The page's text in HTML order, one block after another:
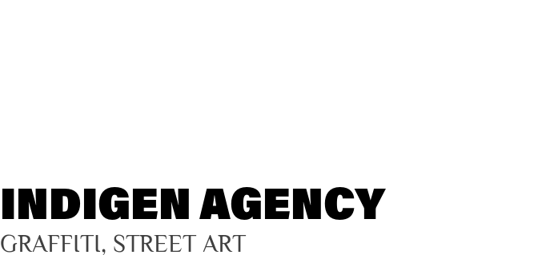
INDIGEN AGENCY
GRAFFITI, STREET ART